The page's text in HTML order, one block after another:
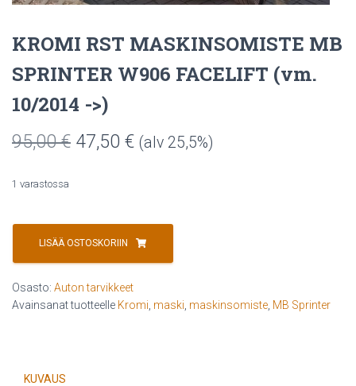
KROMI RST MASKINSOMISTE MB
SPRINTER W906 FACELIFT (vm.
10/2014 ->)
95,00€ Alkuperäinen
95,00 €.
47,50 €Nykyinen
47,50 €.
(alv 25,5%)
1 varastossa
KROMI
MASKINSOMISTE
SPRINTER
W906
LISÄÄ OSTOSKORIIN
Osasto: Auton tarvikkeet
Avainsanat tuotteelle Kromi maski maskinsomiste MB Sprinter
KUVAUS